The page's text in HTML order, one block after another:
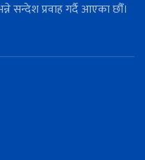
सन्देश प्रवाह गर्दै आएका छौँ।